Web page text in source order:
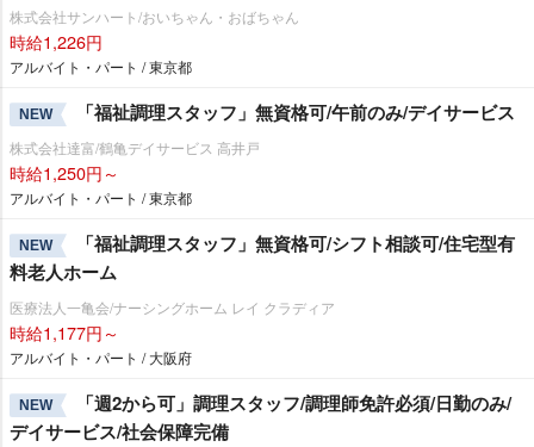
株式会社サンハート/おいちゃん・おばちゃん
時給1,226円
アルバイト・パート / 東京都
NEW 「福祉調理スタッフ」無資格可/午前のみ/デイサービス
株式会社達富/鶴亀デイサービス 高井戸
時給1,250円～
アルバイト・パート / 東京都
NEW
「福祉調理スタッフ」無資格可/シフト相談可/住宅型有
料老人ホーム
医療法人一亀会/ナーシングホーム レイ クラディア
時給1,177円～
アルバイト・パート / 大阪府
NEW
「週2から可」調理スタッフ/調理師免許必須/日勤のみ/
デイサービス/社会保障完備